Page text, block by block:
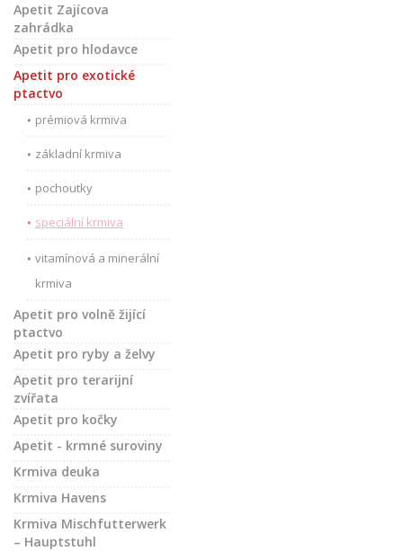
Apetit Zajícova
zahrádka
Apetit pro hlodavce
Apetit pro exotické
ptactvo
prémiová krmiva
základní krmiva
pochoutky
speciální krmiva
vitamínová a minerální
krmiva
Apetit pro volně žijící
ptactvo
Apetit pro ryby a želvy
Apetit pro terarijní
zvířata
Apetit pro kočky
Apetit - krmné suroviny
Krmiva deuka
Krmiva Havens
Krmiva Mischfutterwerk
– Hauptstuhl